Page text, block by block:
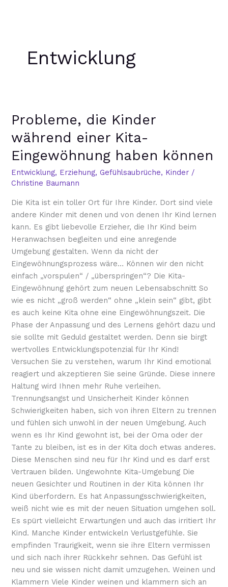
Entwicklung
Probleme, die Kinder
während einer Kita-
Eingewöhnung haben können
Entwicklung, Erziehung,Gefühlsaubrüche, Kinder /
Christine Baumann
Die Kita ist ein toller Ort für Ihre Kinder. Dort sind viele
andere Kinder mit denen und von denen Ihr Kind lernen
kann. Es gibt liebevolle Erzieher, die Ihr Kind beim
Heranwachsen begleiten und eine anregende
Umgebung gestalten. Wenn da nicht der
Eingewöhnungsprozess wäre… Können wir den nicht
einfach „vorspulen“ / „überspringen“? Die Kita-
Eingewöhnung gehört zum neuen Lebensabschnitt So
wie es nicht „groß werden“ ohne „klein sein“ gibt, gibt
es auch keine Kita ohne eine Eingewöhnungszeit. Die
Phase der Anpassung und des Lernens gehört dazu und
sie sollte mit Geduld gestaltet werden. Denn sie birgt
wertvolles Entwicklungspotenzial für Ihr Kind!
Versuchen Sie zu verstehen, warum Ihr Kind emotional
reagiert und akzeptieren Sie seine Gründe. Diese innere
Haltung wird Ihnen mehr Ruhe verleihen.
Trennungsangst und Unsicherheit Kinder können
Schwierigkeiten haben, sich von ihren Eltern zu trennen
und fühlen sich unwohl in der neuen Umgebung. Auch
wenn es Ihr Kind gewohnt ist, bei der Oma oder der
Tante zu bleiben, ist es in der Kita doch etwas anderes.
Diese Menschen sind neu für Ihr Kind und es darf erst
Vertrauen bilden. Ungewohnte Kita-Umgebung Die
neuen Gesichter und Routinen in der Kita können Ihr
Kind überfordern. Es hat Anpassungsschwierigkeiten,
weiß nicht wie es mit der neuen Situation umgehen soll.
Es spürt vielleicht Erwartungen und auch das irritiert Ihr
Kind. Manche Kinder entwickeln Verlustgefühle. Sie
empfinden Traurigkeit, wenn sie ihre Eltern vermissen
und sich nach ihrer Rückkehr sehnen. Das Gefühl ist
neu und sie wissen nicht damit umzugehen. Weinen und
Klammern Viele Kinder weinen und klammern sich an
die
Kinder
während
einer
Eingewöhnung
können